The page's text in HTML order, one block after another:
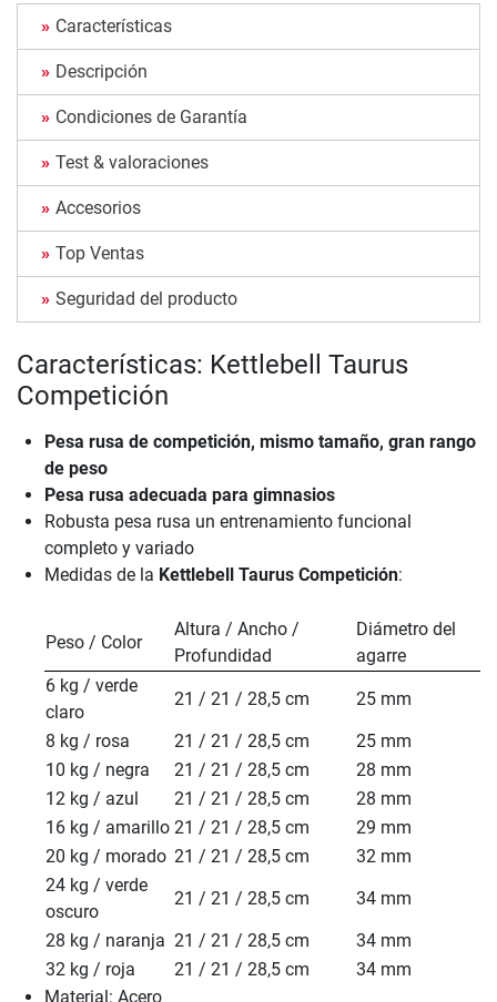
Características
Descripción
Condiciones de Garantía
Test & valoraciones
Accesorios
Top Ventas
Seguridad del producto
Características: Kettlebell Taurus
Competición
Pesa rusa de competición, mismo tamaño, gran rango
de peso
Pesa rusa adecuada para gimnasios
Robusta pesa rusa un entrenamiento funcional
completo y variado
Medidas de la Kettlebell Taurus Competición:
Peso / Color
Altura / Ancho /
Profundidad
Diámetro del
agarre
6 kg / verde
claro
21 / 21 / 28,5 cm
25 mm
8 kg / rosa
21 / 21 / 28,5 cm
25 mm
10 kg / negra
21 / 21 / 28,5 cm
28 mm
12 kg / azul
21 / 21 / 28,5 cm
28 mm
16 kg / amarillo 21 / 21 / 28,5 cm
29 mm
20 kg / morado 21 / 21 / 28,5 cm
32 mm
24 kg / verde
oscuro
21 / 21 / 28,5 cm
34 mm
28 kg / naranja 21 / 21 / 28,5 cm
34 mm
32 kg / roja
21 / 21 / 28,5 cm
34 mm
Material: Acero